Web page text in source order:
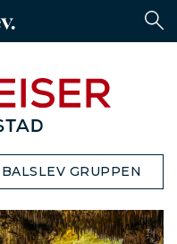
BALSLEV GRUPPEN